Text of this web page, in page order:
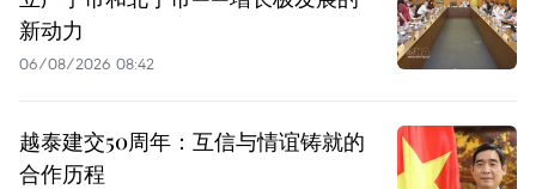
新动力
06/08/2026 08:42
越泰建交50周年：互信与情谊铸就的
合作历程